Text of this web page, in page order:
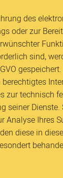
des
oder zur
sind,
gespeichert.
zur technisch
seiner Dienste.
Analyse Ihres
diese in